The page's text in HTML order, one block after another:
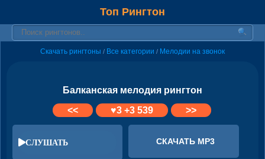
Топ Рингтон
Скачать рингтоны / Все категории / Мелодии на звонок
Балканская мелодия рингтон
<<
♥3 +3 539 >>
СЛУШАТЬ СКАЧАТЬ MP3